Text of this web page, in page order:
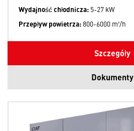
Wydajność chłodnicza: 5-27 kW
Przepływ powietrza:800-6000 m³/h
Dokumenty
Szczegóły